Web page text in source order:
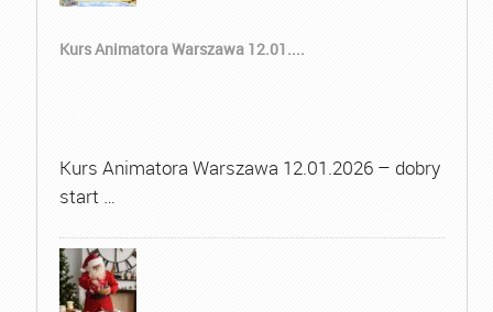
Kurs Animatora Warszawa 12.01....
Kurs Animatora Warszawa 12.01.2026 – dobry
start …